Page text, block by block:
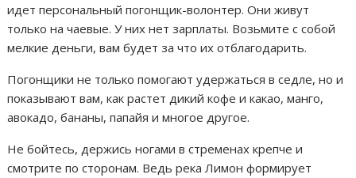
идет персональный погонщик-волонтер. Они живут
только на чаевые. У них нет зарплаты. Возьмите с собой
мелкие деньги, вам будет за что их отблагодарить.
Погонщики не только помогают удержаться в седле, но и
показывают вам, как растет дикий кофе и какао, манго,
авокадо, бананы, папайя и многое другое.
Не бойтесь, держись ногами в стременах крепче и
смотрите по сторонам. Ведь река Лимон формирует